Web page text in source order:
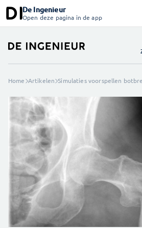
De Ingenieur
Open deze pagina in de app
Home Artikelen Simulaties voorspellen